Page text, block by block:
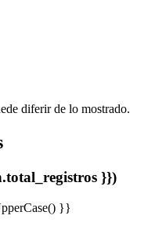
diferir de lo mostrado.
}})
}}